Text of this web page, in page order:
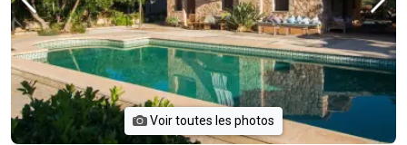
Voir toutes les photos